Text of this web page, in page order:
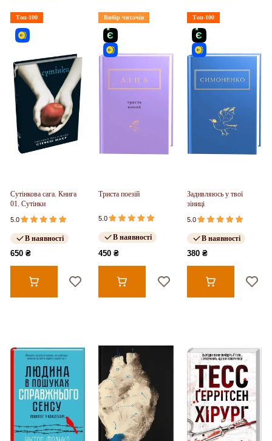
Топ-100
Сутінкова сага. Книга
01. Сутінки
5.0
В наявності
650 ₴
Вибір читачів
Триста поезій
5.0
В наявності
450 ₴
Топ-100
Задивляюсь у твої
зіниці
5.0
В наявності
380 ₴